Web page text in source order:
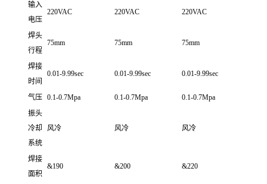
输入
电压
220VAC 220VAC 220VAC
焊头
行程
75mm 75mm 75mm
焊接
时间
0.01-9.99sec 0.01-9.99sec 0.01-9.99sec
气压 0.1-0.7Mpa 0.1-0.7Mpa
0.1-0.7Mpa
振头
冷却
系统
风冷 风冷 风冷
焊接
面积
&190 &200 &220